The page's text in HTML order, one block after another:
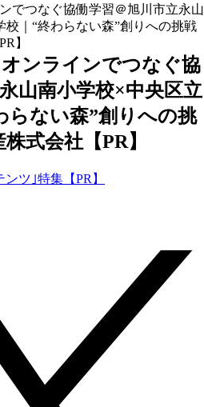
でつなぐ協働学習＠旭川市立永山
｜“終わらない森”創りへの挑戦
】
オンラインでつなぐ協
山南小学校×中央区立
らない森”創りへの挑
式会社【PR】
ツ｣特集【PR】